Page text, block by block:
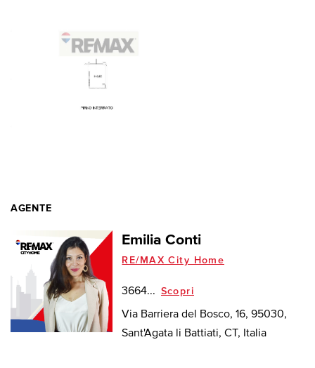
AGENTE
Emilia Conti
RE/MAX City Home
3664... Scopri
Via Barriera del Bosco, 16, 95030,
Sant'Agata li Battiati, CT, Italia